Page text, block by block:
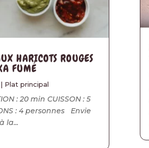
HARICOTS ROUGES
FUMÉ
| Plat principal
: 20 min CUISSON : 5
: 4 personnes Envie
la...